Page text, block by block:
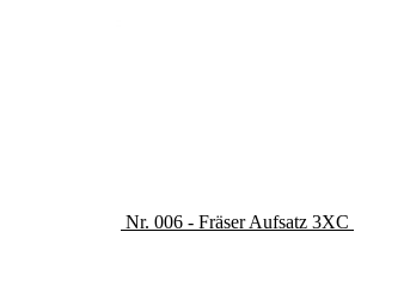
Nr. 006 - Fräser Aufsatz 3XC